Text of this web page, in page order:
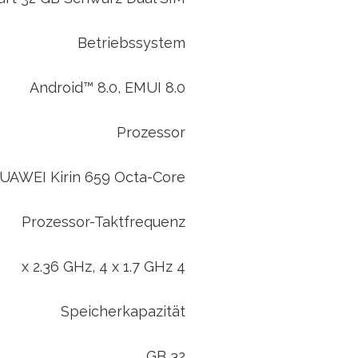
Betriebssystem
Android™ 8.0, EMUI 8.0
Prozessor
Kirin 659 Octa-Core
Prozessor-Taktfrequenz
4 x 2.36 GHz, 4 x 1.7 GHz
Speicherkapazität